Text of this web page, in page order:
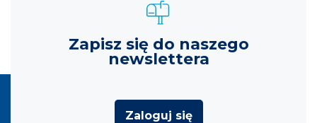
Zapisz się do naszego
newslettera
Zaloguj się